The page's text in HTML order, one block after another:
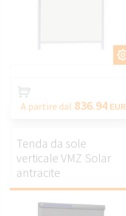
A partire dal 836.94 EUR
Tenda da sole
verticale VMZ Solar
antracite